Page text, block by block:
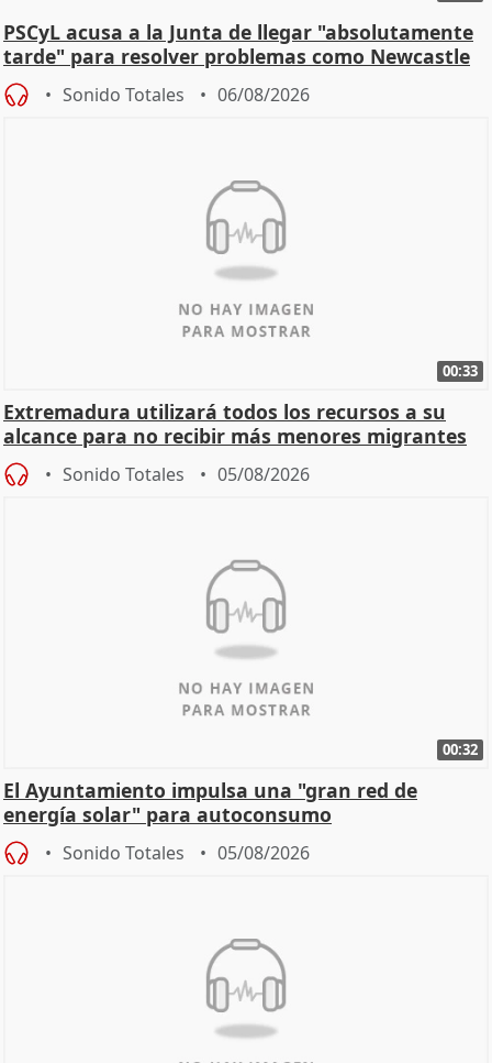
PSCyL acusa a la Junta de llegar "absolutamente
tarde" para resolver problemas como Newcastle
Sonido Totales 06/08/2026
00:33
Extremadura utilizará todos los recursos a su
alcance para no recibir más menores migrantes
Sonido Totales 05/08/2026
00:32
El Ayuntamiento impulsa una "gran red de
energía solar" para autoconsumo
Sonido Totales 05/08/2026